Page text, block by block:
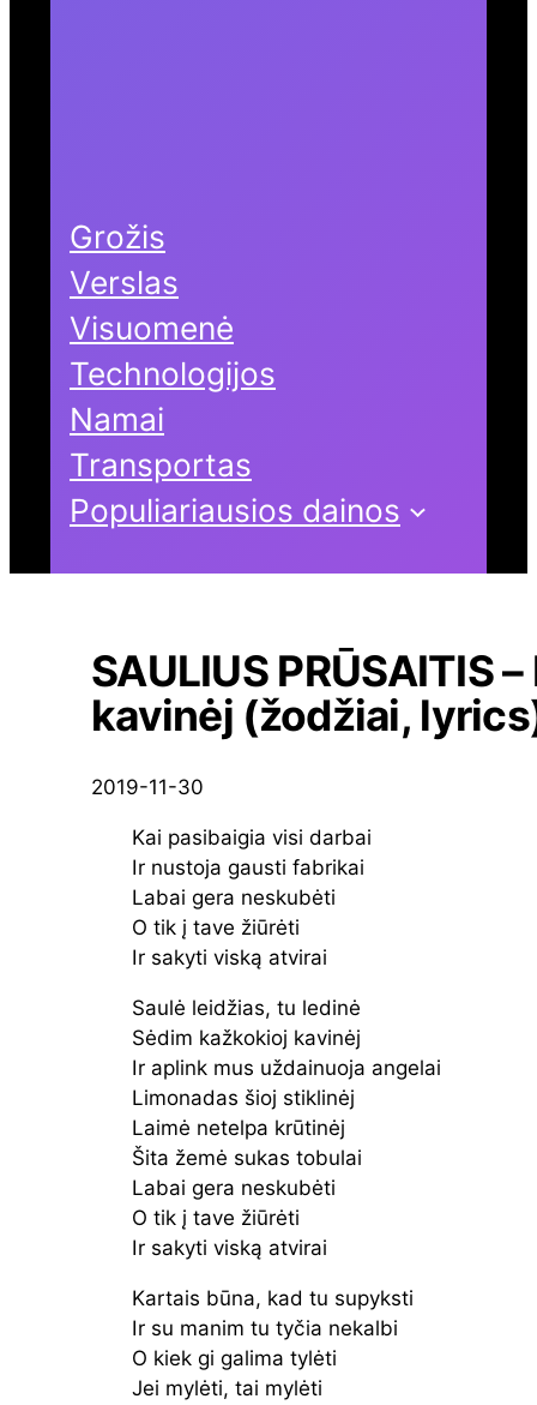
Grožis
Verslas
Visuomenė
Technologijos
Namai
Transportas
Populiariausios dainos
SAULIUS PRŪSAITIS
kavinėj (žodžiai,
2019-11-30
Kai pasibaigia visi darbai
Ir nustoja gausti fabrikai
Labai gera neskubėti
O tik į tave žiūrėti
Ir sakyti viską atvirai
Saulė leidžias, tu ledinė
Sėdim kažkokioj kavinėj
Ir aplink mus uždainuoja angelai
Limonadas šioj stiklinėj
Laimė netelpa krūtinėj
Šita žemė sukas tobulai
Labai gera neskubėti
O tik į tave žiūrėti
Ir sakyti viską atvirai
Kartais būna, kad tu supyksti
Ir su manim tu tyčia nekalbi
O kiek gi galima tylėti
Jei mylėti, tai mylėti